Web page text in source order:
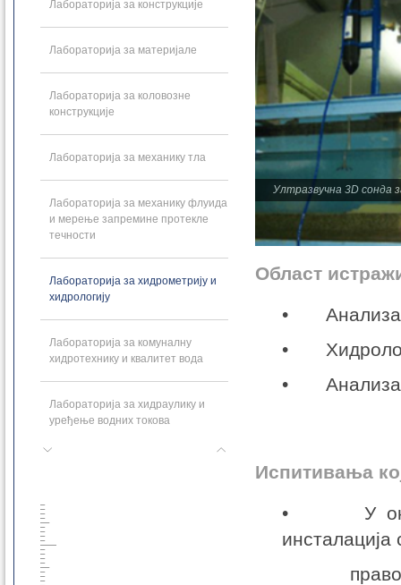
Лабораторија за конструкције
Лабораторија за материјале
Лабораторија за коловозне
конструкције
Лабораторија за механику тла
Лабораторија за механику флуида
и мерење запремине протекле
течности
Лабораторија за хидрометрију и
хидрологију
Лабораторија за комуналну
хидротехнику и квалитет вода
Лабораторија за хидраулику и
уређење водних токова
Ултразвучна 3D сонда
Област
• Анализа
•
• Анализа
Испитивања
• У оквиру
инсталација